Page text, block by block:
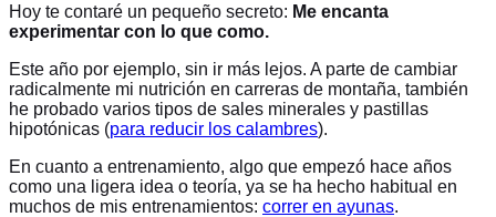
Hoy te contaré un pequeño secreto: Me encanta
experimentar con lo que como.
Este año por ejemplo, sin ir más lejos. A parte de cambiar
radicalmente mi nutrición en carreras de montaña, también
he probado varios tipos de sales minerales y pastillas
hipotónicas (para reducir los calambres).
En cuanto a entrenamiento, algo que empezó hace años
como una ligera idea o teoría, ya se ha hecho habitual en
muchos de mis entrenamientos: correr en ayunas.